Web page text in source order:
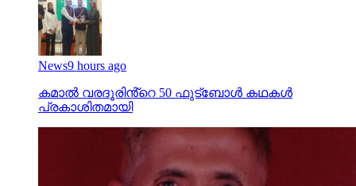
News9 hours ago
കമാൽ വരദൂരിൻ്റെ 50 ഫുട്ബോൾ കഥകൾ
പ്രകാശിതമായി